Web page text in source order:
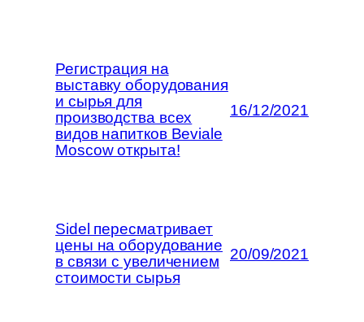
Регистрация на
выставку оборудования
и сырья для
производства всех
видов напитков Beviale
Moscow открыта!
16/12/2021
Sidel пересматривает
цены на оборудование
в связи с увеличением
стоимости сырья
20/09/2021